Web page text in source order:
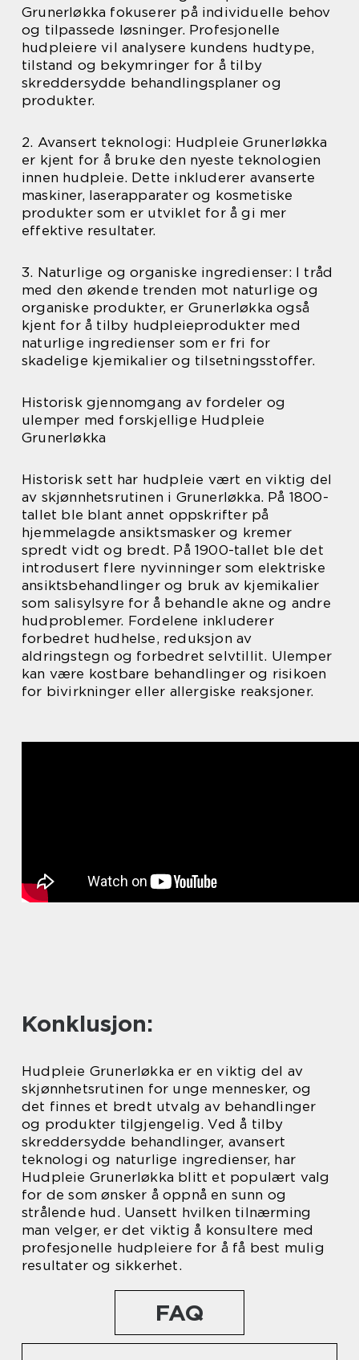
Grunerløkka fokuserer på individuelle behov
og tilpassede løsninger. Profesjonelle
hudpleiere vil analysere kundens hudtype,
tilstand og bekymringer for å tilby
skreddersydde behandlingsplaner og
produkter.
2. Avansert teknologi: Hudpleie Grunerløkka
er kjent for å bruke den nyeste teknologien
innen hudpleie. Dette inkluderer avanserte
maskiner, laserapparater og kosmetiske
produkter som er utviklet for å gi mer
effektive resultater.
3. Naturlige og organiske ingredienser: I tråd
med den økende trenden mot naturlige og
organiske produkter, er Grunerløkka også
kjent for å tilby hudpleieprodukter med
naturlige ingredienser som er fri for
skadelige kjemikalier og tilsetningsstoffer.
Historisk gjennomgang av fordeler og
ulemper med forskjellige Hudpleie
Grunerløkka
Historisk sett har hudpleie vært en viktig del
av skjønnhetsrutinen i Grunerløkka. På 1800-
tallet ble blant annet oppskrifter på
hjemmelagde ansiktsmasker og kremer
spredt vidt og bredt. På 1900-tallet ble det
introdusert flere nyvinninger som elektriske
ansiktsbehandlinger og bruk av kjemikalier
som salisylsyre for å behandle akne og andre
hudproblemer. Fordelene inkluderer
forbedret hudhelse, reduksjon av
aldringstegn og forbedret selvtillit. Ulemper
kan være kostbare behandlinger og risikoen
for bivirkninger eller allergiske reaksjoner.
Konklusjon:
Hudpleie Grunerløkka er en viktig del av
skjønnhetsrutinen for unge mennesker, og
det finnes et bredt utvalg av behandlinger
og produkter tilgjengelig. Ved å tilby
skreddersydde behandlinger, avansert
teknologi og naturlige ingredienser, har
Hudpleie Grunerløkka blitt et populært valg
for de som ønsker å oppnå en sunn og
strålende hud. Uansett hvilken tilnærming
man velger, er det viktig å konsultere med
profesjonelle hudpleiere for å få best mulig
resultater og sikkerhet.
FAQ